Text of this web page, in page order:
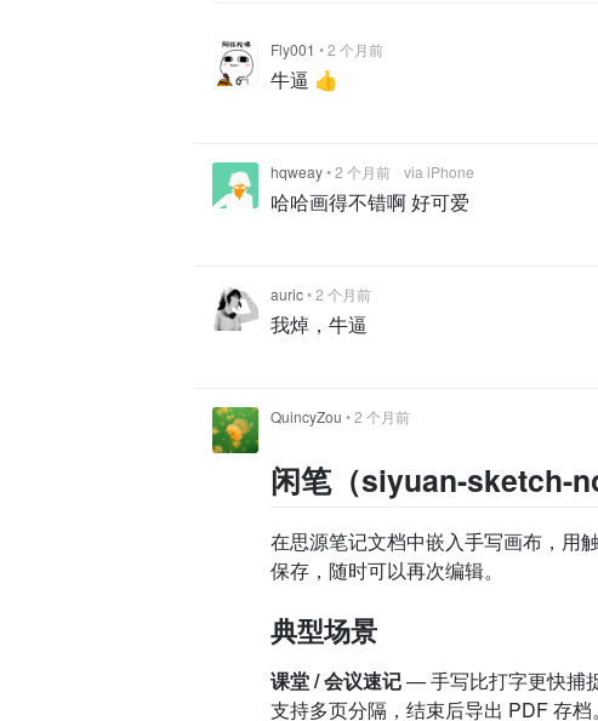
Fly001 •2 个月前
牛逼 👍
hqweay•2 个月前 via iPhone
哈哈画得不错啊 好可爱
auric•2 个月前
我焯，牛逼
QuincyZou •2 个月前
闲笔（siyuan-sketch-
在思源笔记文档中嵌入手写画布，用
保存，随时可以再次编辑。
典型场景
课堂 / 会议速记— 手写比打字更快捕
支持多页分隔，结束后导出 PDF 存档。